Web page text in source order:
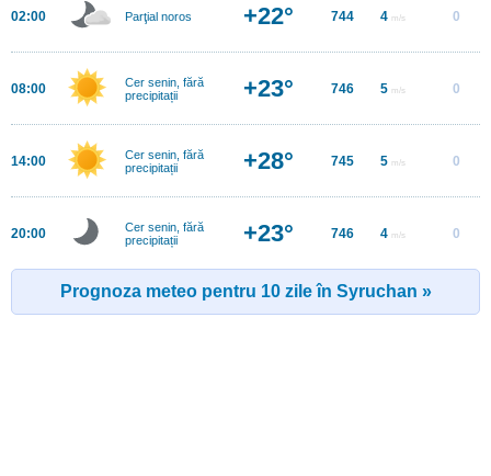
02:00 Parţial noros +22° 744 4 m/s 0
08:00
Cer senin, fără
precipitații
+23° 746 5 m/s 0
14:00
Cer senin, fără
precipitații
+28° 745 5 m/s 0
20:00
Cer senin, fără
precipitații
+23° 746 4 m/s 0
Prognoza meteo pentru 10 zile în Syruchan »